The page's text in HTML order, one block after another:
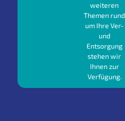
weiteren
Themen rund
um Ihre Ver-
und
Entsorgung
stehen wir
Ihnen zur
Verfügung.